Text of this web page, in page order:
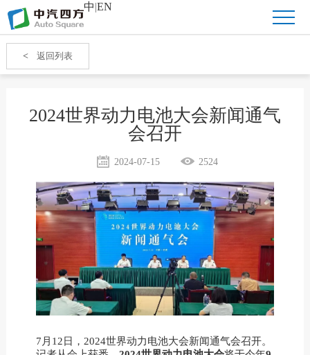
中|EN
< 返回列表
2024世界动力电池大会新闻通气
会召开
2024-07-15 2524
7月12日，2024世界动力电池大会新闻通气会召开。